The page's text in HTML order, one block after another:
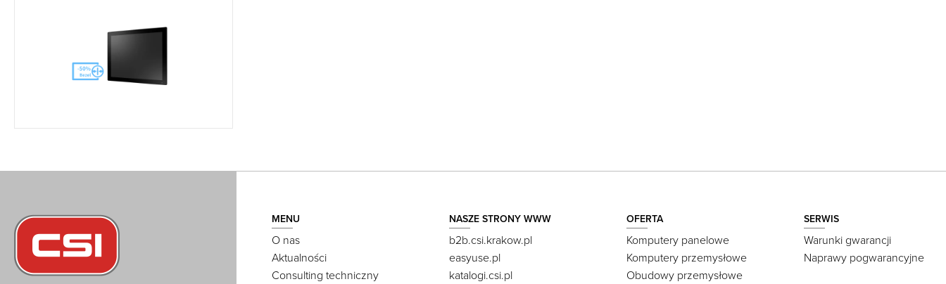
MENU
O nas
Aktualności
Consulting techniczny
NASZE STRONY WWW
b2b.csi.krakow.pl
easyuse.pl
katalogi.csi.pl
OFERTA
Komputery panelowe
Komputery przemysłowe
Obudowy przemysłowe
SERWIS
Warunki gwarancji
Naprawy pogwarancyjne